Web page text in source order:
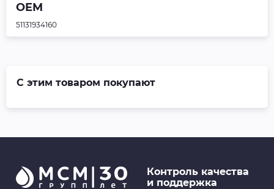
OEM
51131934160
С этим товаром покупают
Контроль качества
и поддержка